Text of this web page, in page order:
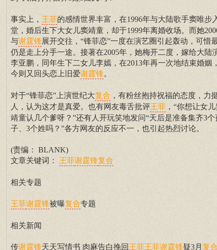
事实上， 王菲的感情世界丰富，在1996年与大陆歌手窦唯步
堂，婚后生下大女儿窦靖童，却于1999年离婚收场。而她
与谢霆锋展开交往，“锋菲恋”一度在演艺圈引起轰动，可惜
仍是走上分手一途。接著在2005年，她梅开二度，嫁给大陆
李亚鹏，同年生下二女儿李嫣，在2013年再一次地结束婚姻
今则又回头恋上旧爱谢霆锋。
对于“锋菲恋”上演世纪大复合 ，有粉丝抱持祝福的态度，力
人，认为这才是真爱。也有网友毒舌批评王菲 ，“你想让女
靖童认几个爹呀？”还有人开玩笑地发问“天后是准备集齐3个
子、3个姓吗？”各方网友的反应不一，也引起热烈讨论。
(责编： BLANK)
文章关键词： 王菲谢霆锋复合
相关专题
王菲谢霆锋被曝复合专题
相关新闻
传谢霆锋天天写情书 肉麻告白挽回王菲王菲谢霆锋疑3月 复